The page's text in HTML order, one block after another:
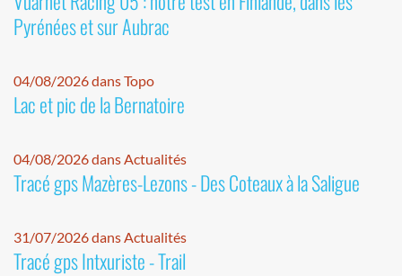
Pyrénées et sur Aubrac
04/08/2026 dans Topo
Lac et pic de la Bernatoire
04/08/2026 dans Actualités
Tracé gps Mazères-Lezons - Des Coteaux à la Saligue
31/07/2026 dans Actualités
Tracé gps Intxuriste - Trail